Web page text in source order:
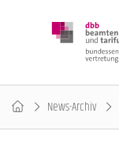
News-Archiv